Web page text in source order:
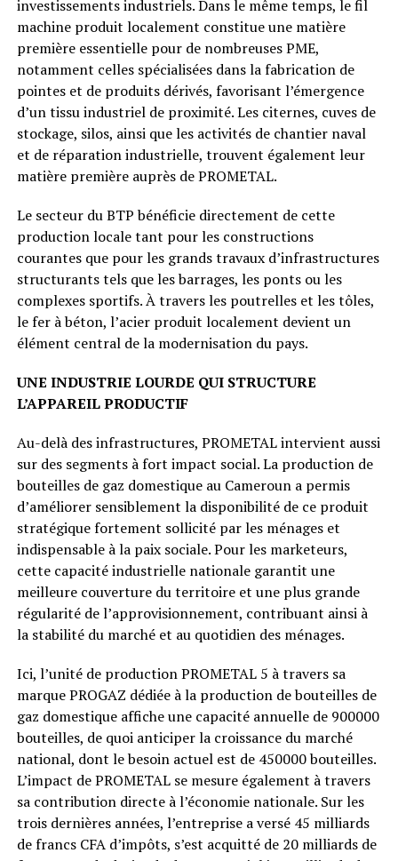
investissements industriels. Dans le même temps, le fil
machine produit localement constitue une matière
première essentielle pour de nombreuses PME,
notamment celles spécialisées dans la fabrication de
pointes et de produits dérivés, favorisant l’émergence
d’un tissu industriel de proximité. Les citernes, cuves de
stockage, silos, ainsi que les activités de chantier naval
et de réparation industrielle, trouvent également leur
matière première auprès de PROMETAL.
Le secteur du BTP bénéficie directement de cette
production locale tant pour les constructions
courantes que pour les grands travaux d’infrastructures
structurants tels que les barrages, les ponts ou les
complexes sportifs. À travers les poutrelles et les tôles,
le fer à béton, l’acier produit localement devient un
élément central de la modernisation du pays.
UNE INDUSTRIE LOURDE QUI STRUCTURE
L’APPAREIL PRODUCTIF
Au-delà des infrastructures, PROMETAL intervient aussi
sur des segments à fort impact social. La production de
bouteilles de gaz domestique au Cameroun a permis
d’améliorer sensiblement la disponibilité de ce produit
stratégique fortement sollicité par les ménages et
indispensable à la paix sociale. Pour les marketeurs,
cette capacité industrielle nationale garantit une
meilleure couverture du territoire et une plus grande
régularité de l’approvisionnement, contribuant ainsi à
la stabilité du marché et au quotidien des ménages.
Ici, l’unité de production PROMETAL 5 à travers sa
marque PROGAZ dédiée à la production de bouteilles de
gaz domestique affiche une capacité annuelle de 900000
bouteilles, de quoi anticiper la croissance du marché
national, dont le besoin actuel est de 450000 bouteilles.
L’impact de PROMETAL se mesure également à travers
sa contribution directe à l’économie nationale. Sur les
trois dernières années, l’entreprise a versé 45 milliards
de francs CFA d’impôts, s’est acquitté de 20 milliards de